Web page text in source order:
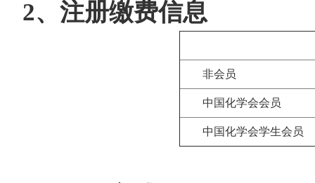
2、注册缴费信息
非会员
中国化学会会员
中国化学会学生会员